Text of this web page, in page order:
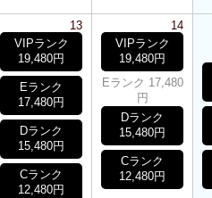
13
VIPランク
19,480円
Eランク
17,480円
Dランク
15,480円
Cランク
12,480円
14
VIPランク
19,480円
Eランク 17,480
円
Dランク
15,480円
Cランク
12,480円